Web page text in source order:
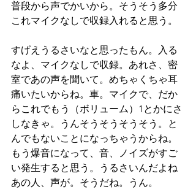
普段から声でかいから。そうそう多分
これマイクなしで収録入れると思う。
すげえうるさいなと思ったもん。入る
なよ、マイクなしで収録。あれさ、密
室であの声を聞いて。めちゃくちゃ耳
痛いたいからね。車。マイクで、だか
らこれでもう（ボリューム）1とかにさ
しなきゃ。うんそうそうそうそう。と
んでもないことになっちゃうからね。
もう爆音になって、音、ノイズがすご
い発生すると思う。うるさいんだよね
あの人、声が。そうだね。うん。